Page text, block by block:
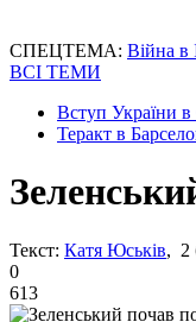
СПЕЦТЕМА: Війна в
ВСІ ТЕМИ
Вступ України
Теракт в
Текст: Катя Юськів, 2
0
613